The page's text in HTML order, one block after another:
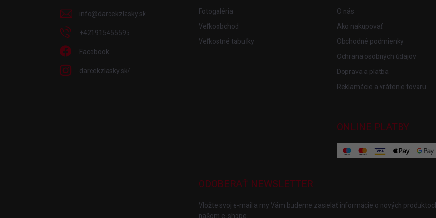
info@darcekzlasky.sk
+421915455595
Facebook
darcekzlasky.sk/
Fotogaléria
Veľkoobchod
Veľkostné tabuľky
O nás
Ako nakupovať
Obchodné podmienky
Ochrana osobných údajov
Doprava a platba
Reklamácie a vrátenie tovaru
ONLINE PLATBY
ODOBERAŤ NEWSLETTER
Vložte svoj e-mail a my Vám budeme zasielať informácie o nových
našom e-shope.